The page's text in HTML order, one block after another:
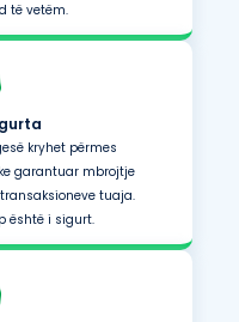
të vetëm.
kryhet përmes
garantuar mbrojtje
tuaja.
është i sigurt.